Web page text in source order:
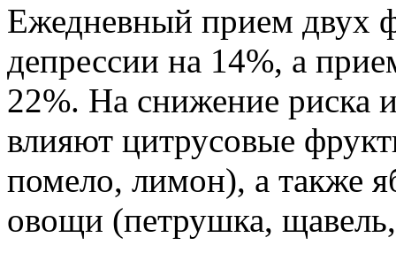
Ежедневный прием двух
депрессии на 14%, а
22%. На снижение риска
влияют цитрусовые
помело, лимон), а также
овощи (петрушка,